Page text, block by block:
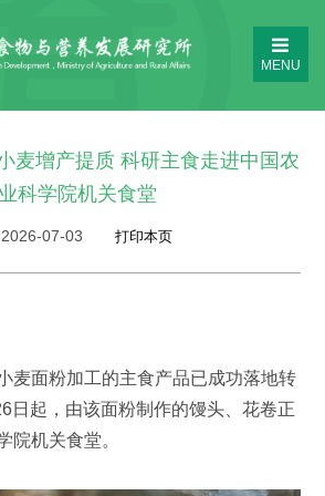
MENU
麦增产提质 科研主食走进中国农
业科学院机关食堂
2026-07-03
麦面粉加工的主食产品已成功落地转
日起，由该面粉制作的馒头、花卷正
院机关食堂。